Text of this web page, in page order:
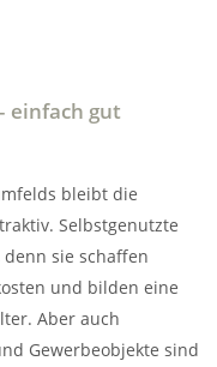
einfach gut
bleibt die
Selbstgenutzte
sie schaffen
und bilden eine
Aber auch
Gewerbeobjekte sind